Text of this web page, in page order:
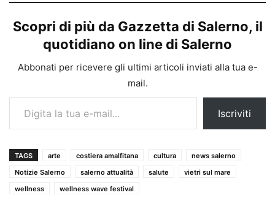
Scopri di più da Gazzetta di Salerno, il
quotidiano on line di Salerno
Abbonati per ricevere gli ultimi articoli inviati alla tua e-
mail.
Digita la tua e-mail...
Iscriviti
TAGS arte costiera amalfitana cultura
news salerno
Notizie Salerno
salerno attualità salute
vietri sul mare
wellness
wellness wave festival